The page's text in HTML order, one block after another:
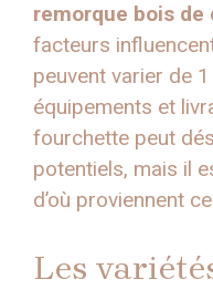
remorque bois de
facteurs
peuvent varier de
équipements et
fourchette peut
potentiels, mais il
d’où proviennent
Les